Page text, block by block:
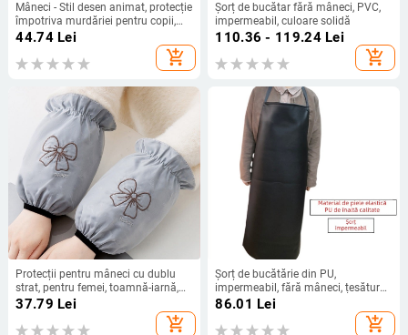
Mâneci - Stil desen animat, protecție
împotriva murdăriei pentru copii,
adolescenți și adulți
44.74Lei
add_shopping_cart
Șorț de bucătar fără mâneci, PVC,
impermeabil, culoare solidă
110.36 - 119.24Lei
add_shopping_cart
Protecții pentru mâneci cu dublu
strat, pentru femei, toamnă-iarnă,
anti-murdărire, stil coreean, material
37.79 Lei
add_shopping_cart
Șorț de bucătărie din PU,
impermeabil, fără mâneci, țesătură
moale și elastică, protecție în
86.01 Lei
add_shopping_cart